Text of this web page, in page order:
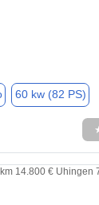
60 kw (82 PS)